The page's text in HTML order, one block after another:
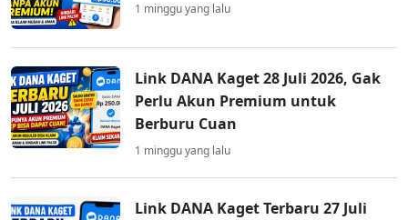
1 minggu yang lalu
Link DANA Kaget 28 Juli 2026, Gak
Perlu Akun Premium untuk
Berburu Cuan
1 minggu yang lalu
Link DANA Kaget Terbaru 27 Juli